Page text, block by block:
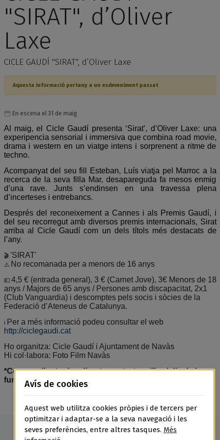
"SIRAT", d’Oliver
Laxe
CICLE GAUDÍ "SIRAT", d’Oliver Laxe
Aquesta informació pertany a un esdeveniment passat
En escena el 31 de maig
Al maig, el Cicle Gaudí presenta ‘Sirat’, d’Oliver Laxe: una
experipencia sensorial i immersiva que combina road movie,
drama i western en un viatge intens i sorprenent a ritme de
techno.
Acompanyat del seu fill Esteban, Luís viatja pel Marroc a la
recerca de la seva filla Mar, desapareguda fa mesos enmig
d’una rave. Junts s’endinsen en una travessa plena
d’incerteses i entrebancs.
Després del reconeixement a Cannes i als Premis Gaudí, i
del seu recorregut amb diversos premis internacionals, Sirat
arriba al Cicle Gaudí com un dels títols més destacats de
l’any.
🎬 'SIRAT'
⚠️ No recomanada per a menors de 16 anys
💶 4,5 € (entrada general), 3 € (Carnet Jove), 3€ Menors de 18
anys / Majors de 65 anys / Persones amb discapacitat, 2x1
(Club Vanguardia) i descomptes pels socis i sòcies de la
Federació d’Ateneus de Catalunya.
ℹ️ Per a més informació podeu consultar el web
http://ciclegaudi.cat
Ho organitza: Cicle Gaudí i Ajuntament de Navàs
Hi col·labora: Foto Film Navàs
*Compra d'entrades directament a taquilla el dia de la
funcióAvís de cookies
Aquest web utilitza cookies pròpies i de tercers per
optimitzar i adaptar-se a la seva navegació i les
seves preferències, entre altres tasques. Més